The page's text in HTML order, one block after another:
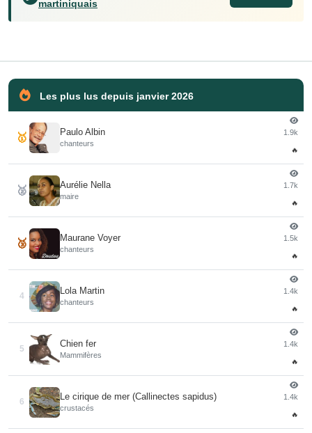
martiniquais
Les plus lus depuis janvier 2026
🥇 Paulo Albin
chanteurs
1.9k
🔥
🥈 Aurélie Nella
maire
1.7k
🔥
🥉 Maurane Voyer
chanteurs
1.5k
🔥
4
Lola Martin
chanteurs
1.4k
🔥
5
Chien fer
Mammifères
1.4k
🔥
6
Le cirique de mer (Callinectes sapidus)
crustacés
1.4k
🔥